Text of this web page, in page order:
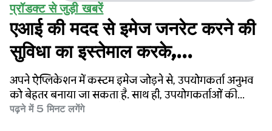
प्रॉडक्ट से जुड़ी खबरें
एआई की मदद से इमेज जनरेट करने की
सुविधा का इस्तेमाल करके,
उपयोगकर्ताओं की दिलचस्पी बढ़ाना
अपने ऐप्लिकेशन में कस्टम इमेज जोड़ने से, उपयोगकर्ता अनुभव
को बेहतर बनाया जा सकता है. साथ ही, उपयोगकर्ताओं की
दिलचस्पी बढ़ाई जा सकती है.
पढ़ने में 5 मिनट लगेंगे